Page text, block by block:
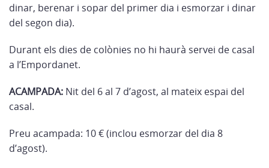
dinar, berenar i sopar del primer dia i esmorzar i dinar
del segon dia).
Durant els dies de colònies no hi haurà servei de casal
a l’Empordanet.
ACAMPADA: Nit del 6 al 7 d’agost, al mateix espai del
casal.
Preu acampada: 10 € (inclou esmorzar del dia 8
d’agost).